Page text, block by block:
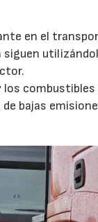
en el
los
bajas